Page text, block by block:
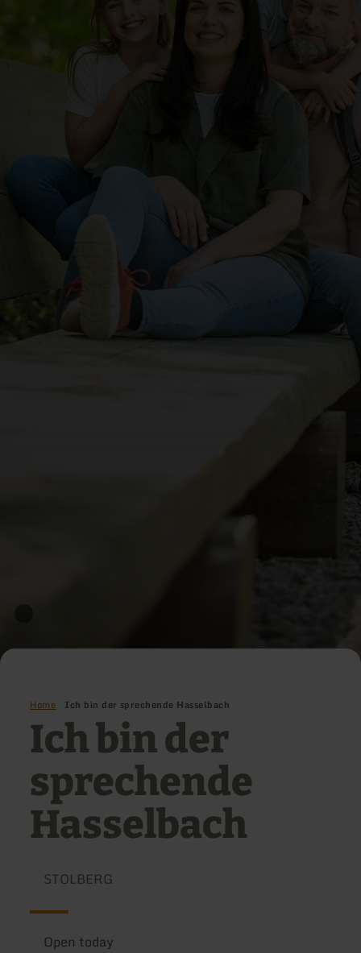
Home Ich bin der sprechende Hasselbach
Ich bin der
sprechende
Hasselbach
STOLBERG
Open today